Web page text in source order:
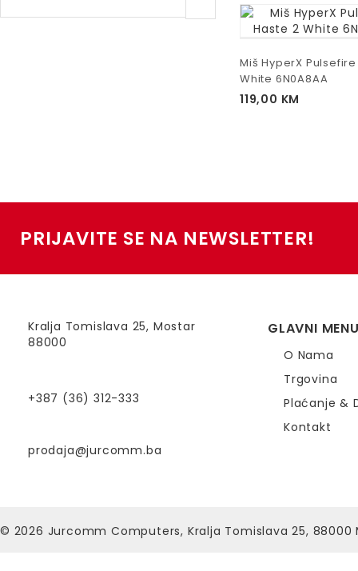
Miš HyperX
White 6N0A8AA
119,00 KM
PRIJAVITE SE NA NEWSLETTER!
Kralja Tomislava 25, Mostar
88000
+387 (36) 312-333
prodaja@jurcomm.ba
GLAVNI
O Nama
Trgovina
Plaćanje &
Kontakt
© 2026 Jurcomm Computers, Kralja Tomislava 25, 88000